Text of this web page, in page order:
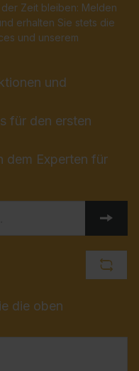
Zeit bleiben: Melden
erhalten Sie stets die
und unserem
und
für den ersten
dem Experten für
die oben